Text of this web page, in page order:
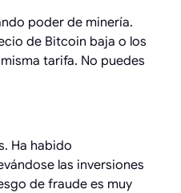
poder de minería.
de Bitcoin baja o los
tarifa. No puedes
Ha habido
las inversiones
de fraude es muy